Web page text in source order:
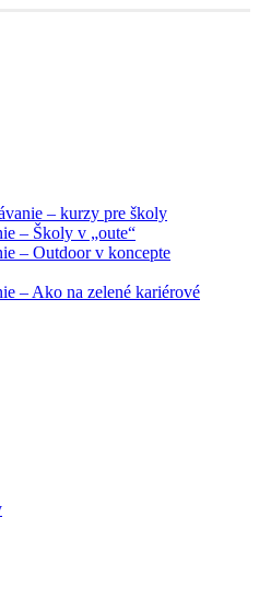
– kurzy pre školy
– Školy v „oute“
– Outdoor v koncepte
– Ako na zelené kariérové